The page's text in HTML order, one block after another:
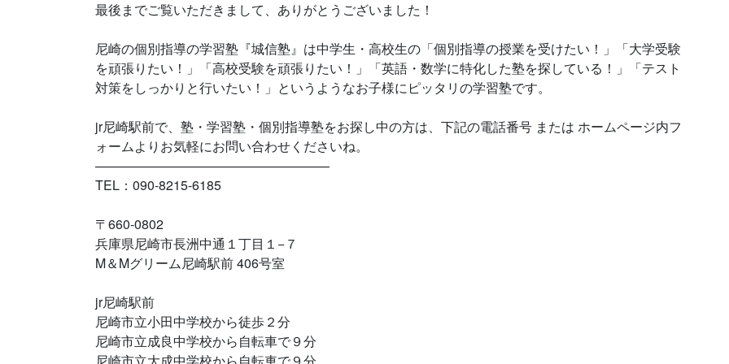
最後までご覧いただきまして、ありがとうございました！
尼崎の個別指導の学習塾『城信塾』は中学生・高校生の「個別指導の授業を受けたい！」「大学受験
を頑張りたい！」「高校受験を頑張りたい！」「英語・数学に特化した塾を探している！」「テスト
対策をしっかりと行いたい！」というようなお子様にピッタリの学習塾です。
jr尼崎駅前で、塾・学習塾・個別指導塾をお探し中の方は、下記の電話番号 または ホームページ内フ
ォームよりお気軽にお問い合わせくださいね。
——————————————————
TEL：090-8215-6185
〒660-0802
兵庫県尼崎市長洲中通１丁目１−７
M＆Mグリーム尼崎駅前 406号室
jr尼崎駅前
尼崎市立小田中学校から徒歩２分
尼崎市立成良中学校から自転車で９分